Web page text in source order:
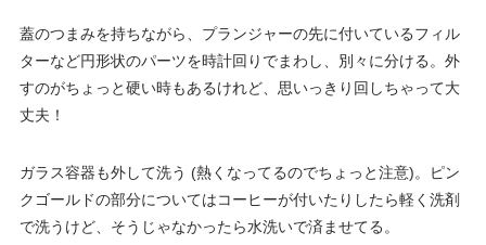
蓋のつまみを持ちながら、プランジャーの先に付いているフィル
ターなど円形状のパーツを時計回りでまわし、別々に分ける。外
すのがちょっと硬い時もあるけれど、思いっきり回しちゃって大
丈夫！
ガラス容器も外して洗う (熱くなってるのでちょっと注意)。ピン
クゴールドの部分についてはコーヒーが付いたりしたら軽く洗剤
で洗うけど、そうじゃなかったら水洗いで済ませてる。